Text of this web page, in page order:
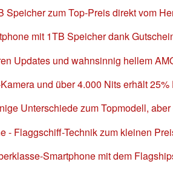
Speicher zum Top-Preis direkt vom
mit 1TB Speicher dank
Updates und wahnsinnig hellem
und über 4.000 Nits erhält 25%
Unterschiede zum Topmodell, aber
- Flaggschiff-Technik zum kleinen
Smartphone mit dem